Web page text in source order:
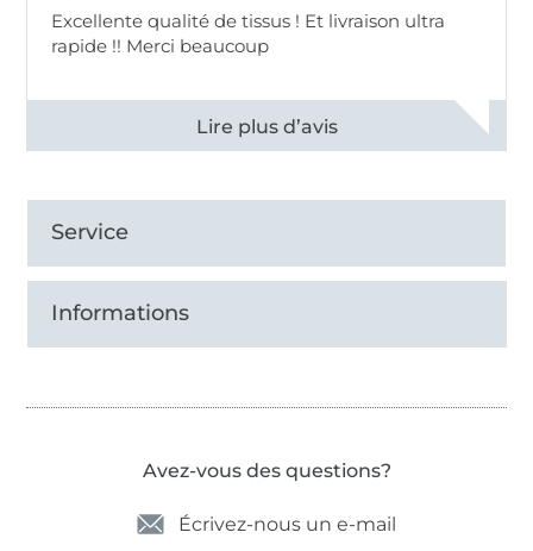
Excellente qualité de tissus ! Et livraison ultra
rapide !! Merci beaucoup
Voir tous les 11497 commentaires
Service
Informations
Avez-vous des questions?
Écrivez-nous un e-mail